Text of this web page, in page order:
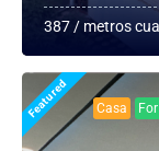
387 / metros
Featured Casa